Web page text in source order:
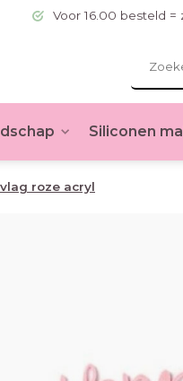
Voor 16.00 besteld
Siliconen
roze acryl